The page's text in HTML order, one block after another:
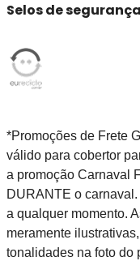
Selos de segurança
*Promoções de Frete
válido para cobertor
a promoção Carnaval
DURANTE o
a qualquer momento.
meramente
tonalidades na foto do